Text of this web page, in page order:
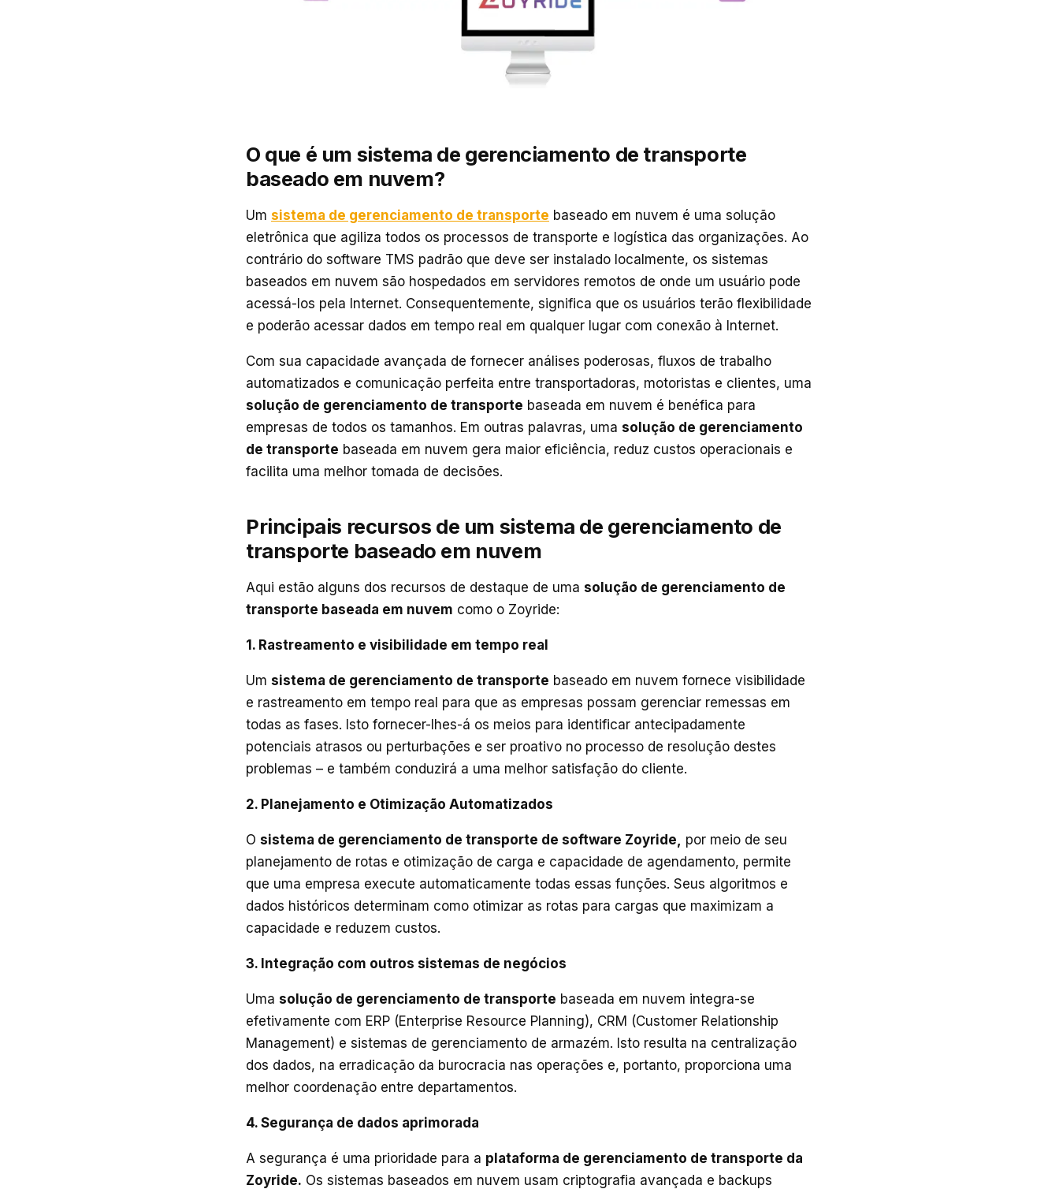
O que é um sistema de gerenciamento de transporte
baseado em nuvem?
Um sistema de gerenciamento de transporte baseado em nuvem é uma solução
eletrônica que agiliza todos os processos de transporte e logística das organizações. Ao
contrário do software TMS padrão que deve ser instalado localmente, os sistemas
baseados em nuvem são hospedados em servidores remotos de onde um usuário pode
acessá-los pela Internet. Consequentemente, significa que os usuários terão flexibilidade
e poderão acessar dados em tempo real em qualquer lugar com conexão à Internet.
Com sua capacidade avançada de fornecer análises poderosas, fluxos de trabalho
automatizados e comunicação perfeita entre transportadoras, motoristas e clientes, uma
solução de gerenciamento de transporte baseada em nuvem é benéfica para
empresas de todos os tamanhos. Em outras palavras, uma solução de gerenciamento
de transporte baseada em nuvem gera maior eficiência, reduz custos operacionais e
facilita uma melhor tomada de decisões.
Principais recursos de um sistema de gerenciamento de
transporte baseado em nuvem
Aqui estão alguns dos recursos de destaque de uma solução de gerenciamento de
transporte baseada em nuvem como o Zoyride:
1. Rastreamento e visibilidade em tempo real
Um sistema de gerenciamento de transporte baseado em nuvem fornece visibilidade
e rastreamento em tempo real para que as empresas possam gerenciar remessas em
todas as fases. Isto fornecer-lhes-á os meios para identificar antecipadamente
potenciais atrasos ou perturbações e ser proativo no processo de resolução destes
problemas – e também conduzirá a uma melhor satisfação do cliente.
2. Planejamento e Otimização Automatizados
O sistema de gerenciamento de transporte de software Zoyride,
por meio de seu
planejamento de rotas e otimização de carga e capacidade de agendamento, permite
que uma empresa execute automaticamente todas essas funções. Seus algoritmos e
dados históricos determinam como otimizar as rotas para cargas que maximizam a
capacidade e reduzem custos.
3. Integração com outros sistemas de negócios
Uma solução de gerenciamento de transporte baseada em nuvem integra-se
efetivamente com ERP (Enterprise Resource Planning), CRM (Customer Relationship
Management) e sistemas de gerenciamento de armazém. Isto resulta na centralização
dos dados, na erradicação da burocracia nas operações e, portanto, proporciona uma
melhor coordenação entre departamentos.
4. Segurança de dados aprimorada
A segurança é uma prioridade para a plataforma de gerenciamento de transporte da
Zoyride. Os sistemas baseados em nuvem usam criptografia avançada e backups